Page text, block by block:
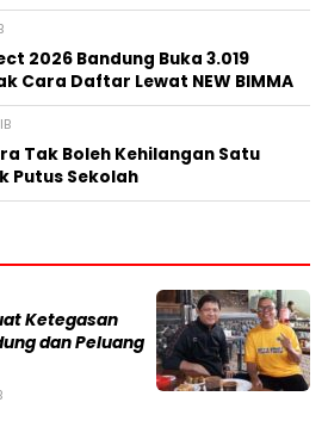
2026 Bandung Buka 3.019
Cara Daftar Lewat NEW BIMMA
Tak Boleh Kehilangan Satu
Putus Sekolah
Ketegasan
dan Peluang